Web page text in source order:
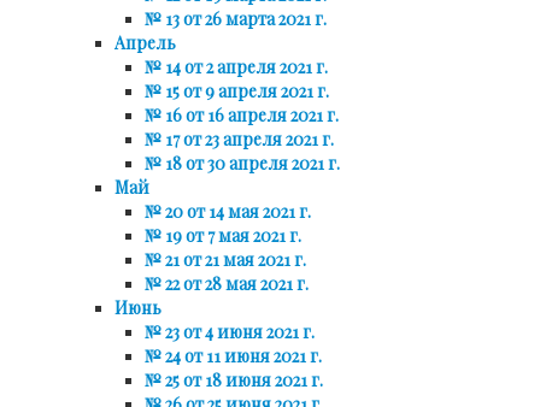
№ 13 от 26 марта 2021 г.
Апрель
№ 14 от 2 апреля 2021 г.
№ 15 от 9 апреля 2021 г.
№ 16 от 16 апреля 2021 г.
№ 17 от 23 апреля 2021 г.
№ 18 от 30 апреля 2021 г.
Май
№ 20 от 14 мая 2021 г.
№ 19 от 7 мая 2021 г.
№ 21 от 21 мая 2021 г.
№ 22 от 28 мая 2021 г.
Июнь
№ 23 от 4 июня 2021 г.
№ 24 от 11 июня 2021 г.
№ 25 от 18 июня 2021 г.